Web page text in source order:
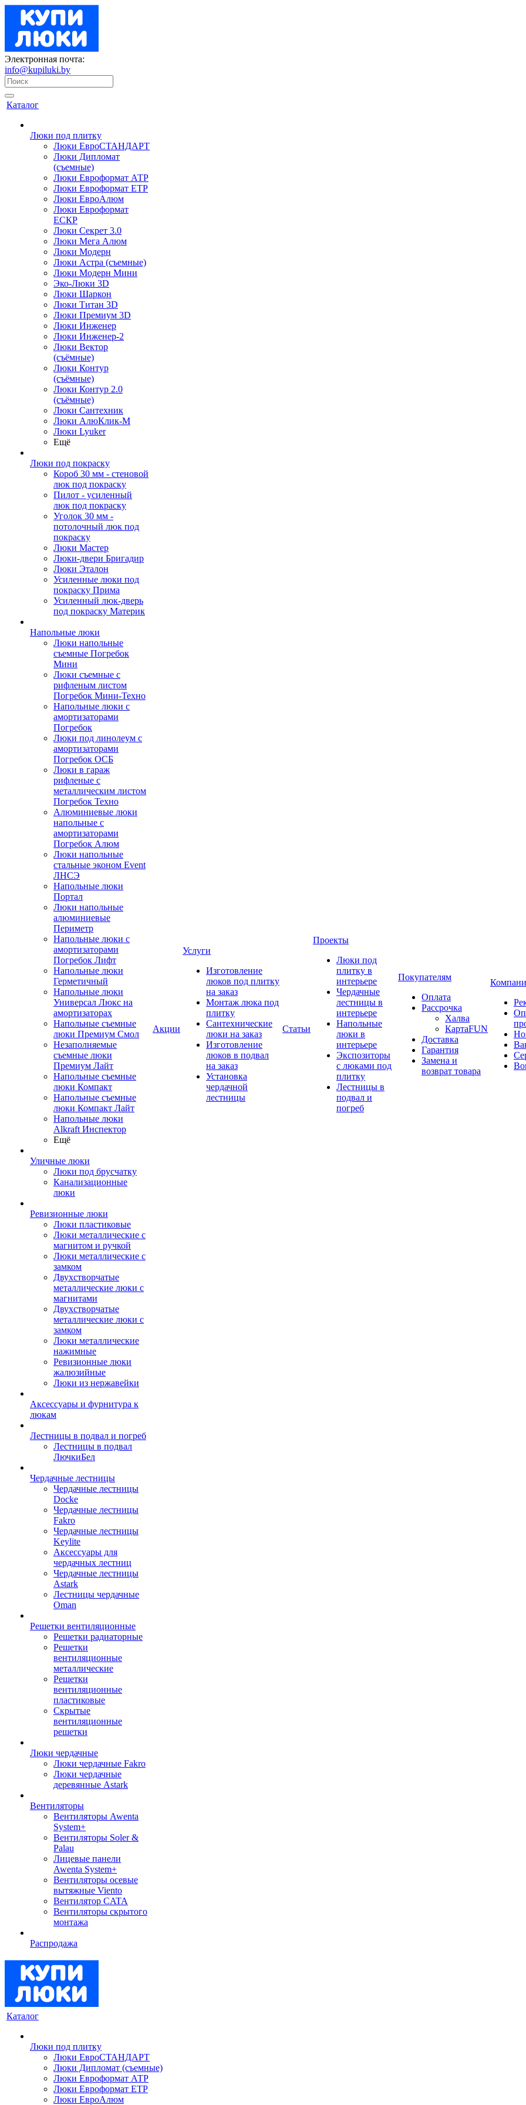
Электронная почта:
info@kupiluki.by
Каталог
Люки под плитку
Люки ЕвроСТАНДАРТ
Люки Дипломат
(съемные)
Люки Евроформат АТР
Люки Евроформат ЕТР
Люки ЕвроАлюм
Люки Евроформат
ЕСКР
Люки Секрет 3.0
Люки Мега Алюм
Люки Модерн
Люки Астра (съемные)
Люки Модерн Мини
Эко-Люки 3D
Люки Шаркон
Люки Титан 3D
Люки Премиум 3D
Люки Инженер
Люки Инженер-2
Люки Вектор
(съёмные)
Люки Контур
(съёмные)
Люки Контур 2.0
(съёмные)
Люки Сантехник
Люки АлюКлик-М
Люки Lyuker
Ещё
Люки под покраску
Короб 30 мм - стеновой
люк под покраску
Пилот - усиленный
люк под покраску
Уголок 30 мм -
потолочный люк под
покраску
Люки Мастер
Люки-двери Бригадир
Люки Эталон
Усиленные люки под
покраску Прима
Усиленный люк-дверь
под покраску Материк
Напольные люки
Люки напольные
съемные Погребок
Мини
Люки съемные с
рифленым листом
Погребок Мини-Техно
Напольные люки с
амортизаторами
Погребок
Люки под линолеум с
амортизаторами
Погребок ОСБ
Люки в гараж
рифленые с
металлическим листом
Погребок Техно
Алюминиевые люки
напольные с
амортизаторами
Погребок Алюм
Люки напольные
стальные эконом Event
ЛНСЭ
Напольные люки
Портал
Люки напольные
алюминиевые
Периметр
Напольные люки с
амортизаторами
Погребок Лифт
Напольные люки
Герметичный
Напольные люки
Универсал Люкс на
амортизаторах
Напольные съемные
люки Премиум Смол
Незаполняемые
съемные люки
Премиум Лайт
Напольные съемные
люки Компакт
Напольные съемные
люки Компакт Лайт
Напольные люки
Alkraft Инспектор
Ещё
Уличные люки
Люки под брусчатку
Канализационные
люки
Ревизионные люки
Люки пластиковые
Люки металлические с
магнитом и ручкой
Люки металлические с
замком
Двухстворчатые
металлические люки с
магнитами
Двухстворчатые
металлические люки с
замком
Люки металлические
нажимные
Ревизионные люки
жалюзийные
Люки из нержавейки
Аксессуары и фурнитура к
люкам
Лестницы в подвал и погреб
Лестницы в подвал
ЛючкиБел
Чердачные лестницы
Чердачные лестницы
Docke
Чердачные лестницы
Fakro
Чердачные лестницы
Keylite
Аксессуары для
чердачных лестниц
Чердачные лестницы
Astark
Лестницы чердачные
Oman
Решетки вентиляционные
Решетки радиаторные
Решетки
вентиляционные
металлические
Решетки
вентиляционные
пластиковые
Скрытые
вентиляционные
решетки
Люки чердачные
Люки чердачные Fakro
Люки чердачные
деревянные Astark
Вентиляторы
Вентиляторы Awenta
System+
Вентиляторы Soler &
Palau
Лицевые панели
Awenta System+
Вентиляторы осевые
вытяжные Viento
Вентилятор CATA
Вентиляторы скрытого
монтажа
Распродажа
Акции
Услуги
Изготовление
люков под плитку
на заказ
Монтаж люка под
плитку
Сантехнические
люки на заказ
Изготовление
люков в подвал
на заказ
Установка
чердачной
лестницы
Статьи
Проекты
Люки под
плитку в
интерьере
Чердачные
лестницы в
интерьере
Напольные
люки в
интерьере
Экспозиторы
с люками под
плитку
Лестницы в
подвал и
погреб
Покупателям
Оплата
Рассрочка
Халва
КартаFUN
Доставка
Гарантия
Замена и
возврат товара
Каталог
Люки под плитку
Люки ЕвроСТАНДАРТ
Люки Дипломат (съемные)
Люки Евроформат АТР
Люки Евроформат ЕТР
Люки ЕвроАлюм